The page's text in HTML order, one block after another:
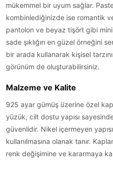
mükemmel bir uyum sağlar.
kombinlediğinizde ise romantik
pantolon ve beyaz tişört gibi
sade şıklığın en güzel örneğini
bir arada kullanarak kişisel
görünüm de oluşturabilirsiniz.
Malzeme ve Kalite
925 ayar gümüş üzerine özel
yüzük, cilt dostu yapısı
güvenlidir. Nikel içermeyen
kullanılmasına olanak tanır.
renk değişimine ve kararmaya